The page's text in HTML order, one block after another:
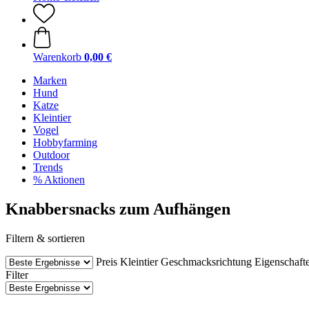
Warenkorb 0,00 €
Marken
Hund
Katze
Kleintier
Vogel
Hobbyfarming
Outdoor
Trends
% Aktionen
Knabbersnacks zum Aufhängen
Filtern & sortieren
Preis Kleintier Geschmacksrichtung
Filter